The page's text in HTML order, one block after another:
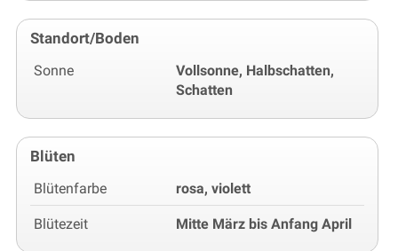
Standort/Boden
Sonne
Vollsonne, Halbschatten,
Schatten
Blüten
Blütenfarbe rosa, violett
Blütezeit Mitte März bis Anfang April